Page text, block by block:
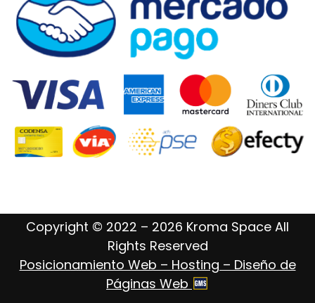
Copyright © 2022 – 2026 Kroma Space All
Rights Reserved
Posicionamiento Web – Hosting – Diseño de
Páginas Web